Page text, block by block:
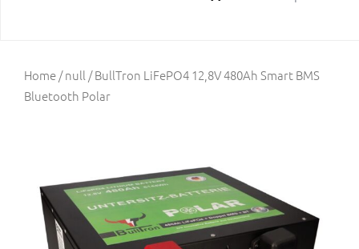
Home/null / BullTron LiFePO4 12,8V 480Ah Smart BMS
Bluetooth Polar